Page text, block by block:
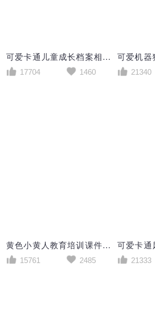
可爱卡通儿童成长档案相册集PPT模板
17704
1460
21340
黄色小黄人教育培训课件PPT模板
15761
2485
21333